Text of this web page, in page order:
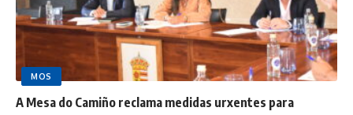
MOS
A Mesa do Camiño reclama medidas urxentes para